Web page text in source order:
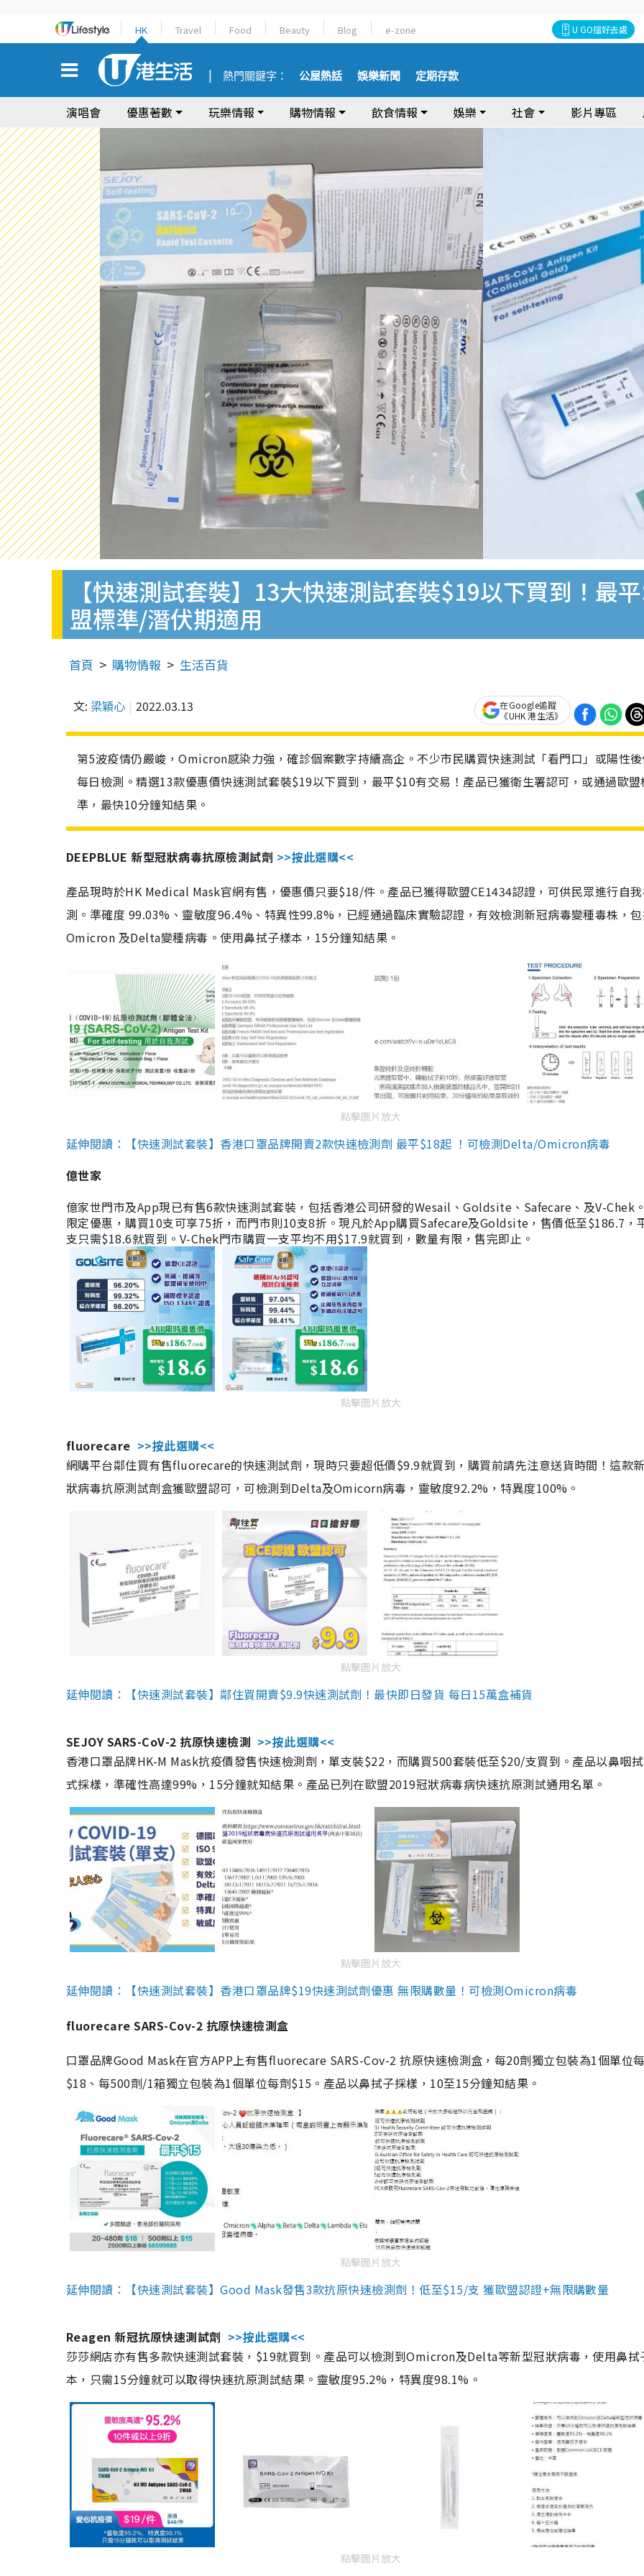
HK Travel Food Beauty Blog e-zone U GO搵好去處
熱門關鍵字： 公屋熱話 娛樂新聞 定期存款
演唱會 優惠著數 玩樂情報 購物情報 飲食情報 娛樂 社會 影片專區
【快速測試套裝】13大快速測試套裝$19以下買到！最
盟標準/潛伏期適用
首頁 購物情報 生活百貨
文: 梁穎心 2022.03.13
在Google追蹤
《UHK 港生活》
第5波疫情仍嚴峻，Omicron感染力強，確診個案數字持續高企。不少市民購買快速測試「看門口」或陽性
每日檢測。精選13款優惠價快速測試套裝$19以下買到，最平$10有交易！產品已獲衛生署認可，或通過歐盟
準，最快10分鐘知結果。
DEEPBLUE 新型冠狀病毒抗原檢測試劑 >>按此選購<<
產品現時於HK Medical Mask官網有售，優惠價只要$18/件。產品已獲得歐盟CE1434認證，可供民眾進行自
測。準確度 99.03%、靈敏度96.4%、特異性99.8%，已經通過臨床實驗認證，有效檢測新冠病毒變種毒株，
Omicron 及Delta變種病毒。使用鼻拭子樣本，15分鐘知結果。
點擊圖片放大
延伸閱讀：【快速測試套裝】香港口罩品牌開賣2款快速檢測劑 最平$18起 ！可檢測Delta/Omicron病毒
億世家
億家世門市及App現已有售6款快速測試套裝，包括香港公司研發的Wesail、Goldsite、Safecare、及V-Chek
限定優惠，購買10支可享75折，而門市則10支8折。現凡於App購買Safecare及Goldsite，售價低至$186.7，
支只需$18.6就買到。V-Chek門市購買一支平均不用$17.9就買到，數量有限，售完即止。
點擊圖片放大
fluorecare >>按此選購<<
網購平台鄰住買有售fluorecare的快速測試劑，現時只要超低價$9.9就買到，購買前請先注意送貨時間！這款
狀病毒抗原測試劑盒獲歐盟認可，可檢測到Delta及Omicorn病毒，靈敏度92.2%，特異度100%。
點擊圖片放大
延伸閱讀：【快速測試套裝】鄰住買開賣$9.9快速測試劑！最快即日發貨 每日15萬盒補貨
SEJOY SARS-CoV-2 抗原快速檢測 >>按此選購<<
香港口罩品牌HK-M Mask抗疫價發售快速檢測劑，單支裝$22，而購買500套裝低至$20/支買到。產品以鼻咽
式採樣，準確性高達99%，15分鐘就知結果。產品已列在歐盟2019冠狀病毒病快速抗原測試通用名單。
點擊圖片放大
延伸閱讀：【快速測試套裝】香港口罩品牌$19快速測試劑優惠 無限購數量！可檢測Omicron病毒
fluorecare SARS-Cov-2 抗原快速檢測盒
口罩品牌Good Mask在官方APP上有售fluorecare SARS-Cov-2 抗原快速檢測盒，每20劑獨立包裝為1個單位
$18、每500劑/1箱獨立包裝為1個單位每劑$15。產品以鼻拭子採樣，10至15分鐘知結果。
點擊圖片放大
延伸閱讀：【快速測試套裝】Good Mask發售3款抗原快速檢測劑！低至$15/支 獲歐盟認證+無限購數量
Reagen 新冠抗原快速測試劑 >>按此選購<<
莎莎網店亦有售多款快速測試套裝，$19就買到。產品可以檢測到Omicron及Delta等新型冠狀病毒，使用鼻拭
本，只需15分鐘就可以取得快速抗原測試結果。靈敏度95.2%，特異度98.1%。
點擊圖片放大